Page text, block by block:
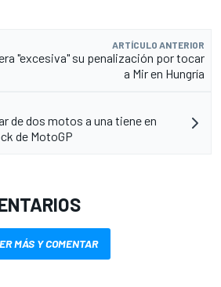
ARTÍCULO ANTERIOR
"excesiva" su penalización por tocar
a Mir en Hungría
de dos motos a una tiene en
de MotoGP
MÁS Y COMENTAR